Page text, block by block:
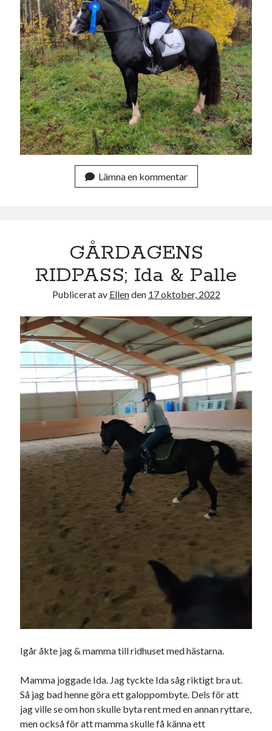
Lämna en kommentar
GÅRDAGENS
RIDPASS; Ida & Palle
Publicerat av Ellenden 17 oktober, 2022
Igår åkte jag & mamma till ridhuset med hästarna.
Mamma joggade Ida. Jag tyckte Ida såg riktigt bra ut.
Så jag bad henne göra ett galoppombyte. Dels för att
jag ville se om hon skulle byta rent med en annan ryttare,
men också för att mamma skulle få känna ett